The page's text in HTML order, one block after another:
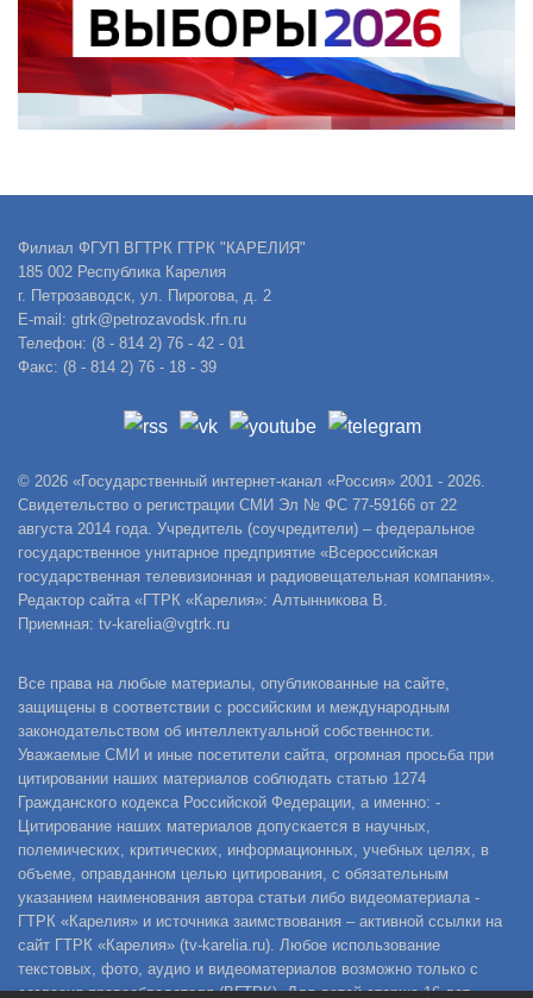
Филиал ФГУП ВГТРК ГТРК "КАРЕЛИЯ"
185 002 Республика Карелия
г. Петрозаводск, ул. Пирогова, д. 2
E-mail: gtrk@petrozavodsk.rfn.ru
Телефон: (8 - 814 2) 76 - 42 - 01
Факс: (8 - 814 2) 76 - 18 - 39
© 2026 «Государственный интернет-канал «Россия» 2001 - 2026.
Свидетельство о регистрации СМИ Эл № ФС 77-59166 от 22
августа 2014 года. Учредитель (соучредители) – федеральное
государственное унитарное предприятие «Всероссийская
государственная телевизионная и радиовещательная компания».
Редактор сайта «ГТРК «Карелия»: Алтынникова В.
Приемная: tv-karelia@vgtrk.ru
Все права на любые материалы, опубликованные на сайте,
защищены в соответствии с российским и международным
законодательством об интеллектуальной собственности.
Уважаемые СМИ и иные посетители сайта, огромная просьба при
цитировании наших материалов соблюдать статью 1274
Гражданского кодекса Российской Федерации, а именно: -
Цитирование наших материалов допускается в научных,
полемических, критических, информационных, учебных целях, в
объеме, оправданном целью цитирования, с обязательным
указанием наименования автора статьи либо видеоматериала -
ГТРК «Карелия» и источника заимствования – активной ссылки на
сайт ГТРК «Карелия» (tv-karelia.ru). Любое использование
текстовых, фото, аудио и видеоматериалов возможно только с
согласия правообладателя (ВГТРК). Для детей старше 16 лет.